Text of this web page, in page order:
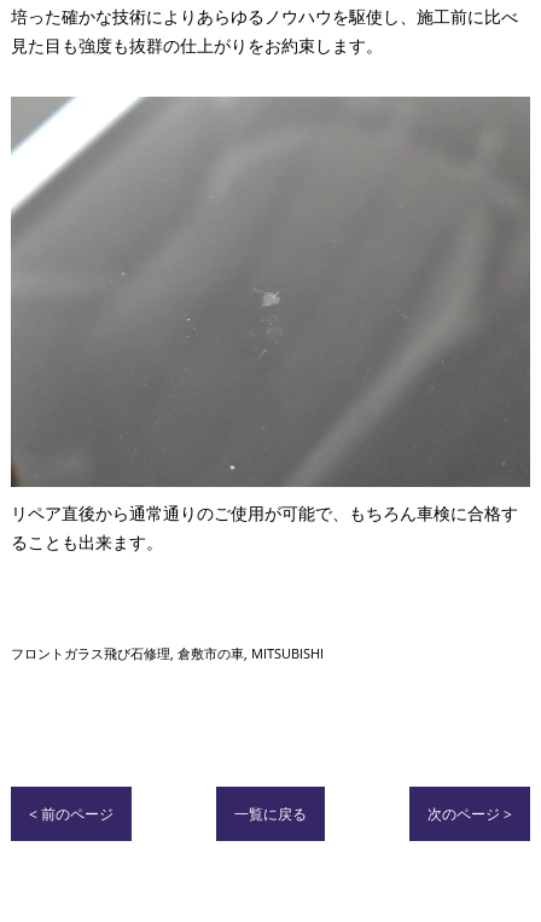
培った確かな技術によりあらゆるノウハウを駆使し、施工前に比べ
見た目も強度も抜群の仕上がりをお約束します。
リペア直後から通常通りのご使用が可能で、もちろん車検に合格す
ることも出来ます。
フロントガラス飛び石修理 倉敷市の車 MITSUBISHI
< 前のページ 一覧に戻る 次のページ >